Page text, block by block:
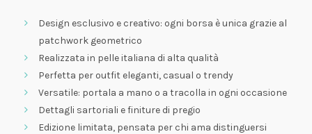
Design esclusivo e creativo: ogni borsa è unica grazie al
patchwork geometrico
Realizzata in pelle italiana di alta qualità
Perfetta per outfit eleganti, casual o trendy
Versatile: portala a mano o a tracolla in ogni occasione
Dettagli sartoriali e finiture di pregio
Edizione limitata, pensata per chi ama distinguersi